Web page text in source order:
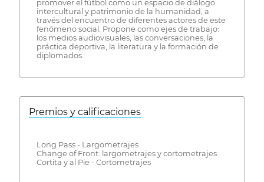
promover el fútbol como un espacio de diálogo
intercultural y patrimonio de la humanidad, a
través del encuentro de diferentes actores de este
fenómeno social. Propone como ejes de trabajo:
los medios audiovisuales, las conversaciones, la
práctica deportiva, la literatura y la formación de
diplomados.
Premios y calificaciones
Long Pass - Largometrajes
Change of Front: largometrajes y cortometrajes
Cortita y al Pie - Cortometrajes